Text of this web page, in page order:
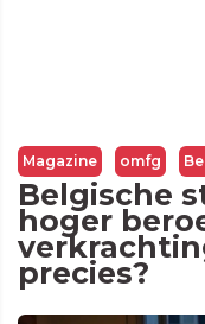
Magazine omfg
Belgische
hoger
precies?